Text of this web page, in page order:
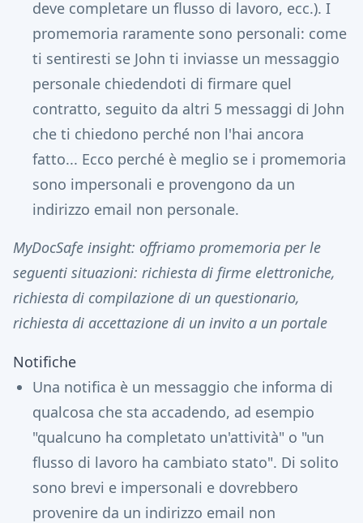
deve completare un flusso di lavoro, ecc.). I
promemoria raramente sono personali: come
ti sentiresti se John ti inviasse un messaggio
personale chiedendoti di firmare quel
contratto, seguito da altri 5 messaggi di John
che ti chiedono perché non l'hai ancora
fatto... Ecco perché è meglio se i promemoria
sono impersonali e provengono da un
indirizzo email non personale.
MyDocSafe insight: offriamo promemoria per le
seguenti situazioni: richiesta di firme elettroniche,
richiesta di compilazione di un questionario,
richiesta di accettazione di un invito a un portale
Notifiche
Una notifica è un messaggio che informa di
qualcosa che sta accadendo, ad esempio
"qualcuno ha completato un'attività" o "un
flusso di lavoro ha cambiato stato". Di solito
sono brevi e impersonali e dovrebbero
provenire da un indirizzo email non